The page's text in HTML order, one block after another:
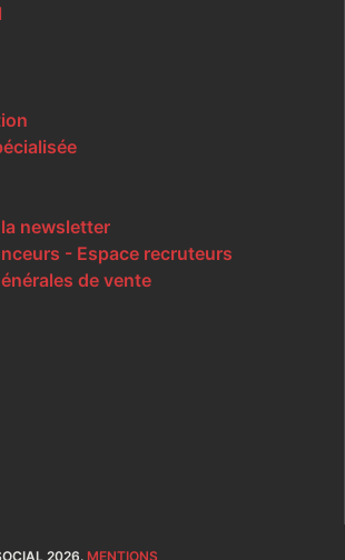
newsletter
- Espace recruteurs
de vente
2026. MENTIONS